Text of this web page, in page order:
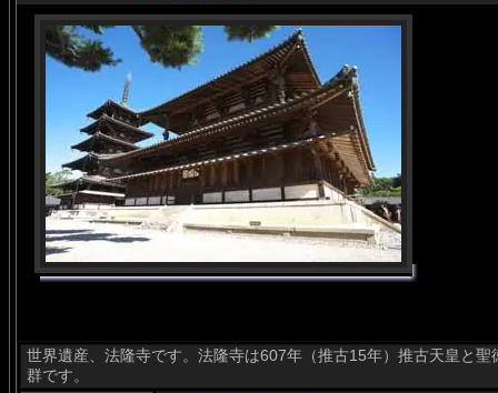
世界遺産、法隆寺です。法隆寺は607年（推古15年）推古天皇と
群です。